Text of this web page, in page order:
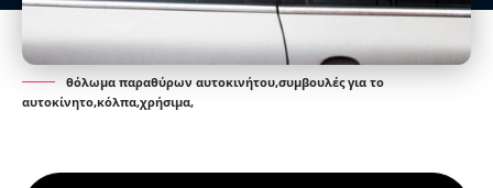
θόλωμα παραθύρων αυτοκινήτου,συμβουλές για το
αυτοκίνητο,κόλπα,χρήσιμα,